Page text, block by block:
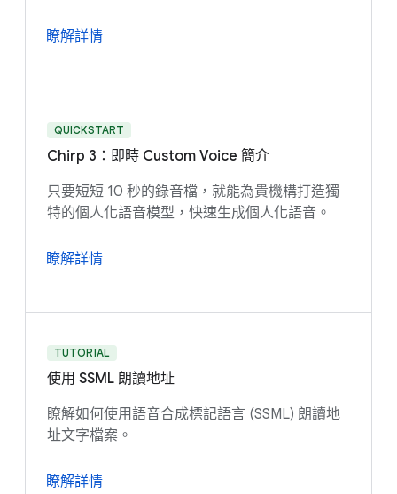
瞭解詳情
QUICKSTART
Chirp 3：即時 Custom Voice 簡介
只要短短 10 秒的錄音檔，就能為貴機構打造獨
特的個人化語音模型，快速生成個人化語音。
瞭解詳情
TUTORIAL
使用 SSML 朗讀地址
瞭解如何使用語音合成標記語言 (SSML) 朗讀地
址文字檔案。
瞭解詳情